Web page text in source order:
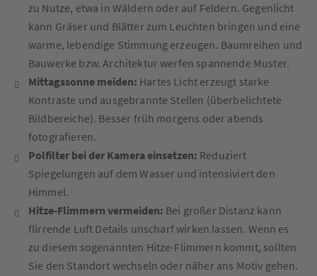
zu Nutze, etwa in Wäldern oder auf Feldern. Gegenlicht
kann Gräser und Blätter zum Leuchten bringen und eine
warme, lebendige Stimmung erzeugen. Baumreihen und
Bauwerke bzw. Architektur werfen spannende Muster.
Mittagssonne meiden: Hartes Licht erzeugt starke
Kontraste und ausgebrannte Stellen (überbelichtete
Bildbereiche). Besser früh morgens oder abends
fotografieren.
Polfilter bei der Kamera einsetzen: Reduziert
Spiegelungen auf dem Wasser und intensiviert den
Himmel.
Hitze-Flimmern vermeiden: Bei großer Distanz kann
flirrende Luft Details unscharf wirken lassen. Wenn es
zu diesem sogenannten Hitze-Flimmern kommt, sollten
Sie den Standort wechseln oder näher ans Motiv gehen.